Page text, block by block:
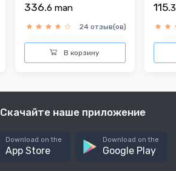
336.6 man
24 отзыв(ов)
В корзину
115.3
Скачайте наше приложение
Download on the
App Store
Download on the
Google Play